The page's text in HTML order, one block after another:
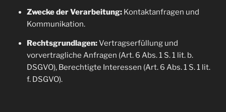
Zwecke der Verarbeitung:Kontaktanfragen und
Kommunikation.
Rechtsgrundlagen:Vertragserfüllung und
vorvertragliche Anfragen (Art. 6 Abs. 1 S. 1 lit. b.
DSGVO), Berechtigte Interessen (Art. 6 Abs. 1 S. 1 lit.
f. DSGVO).